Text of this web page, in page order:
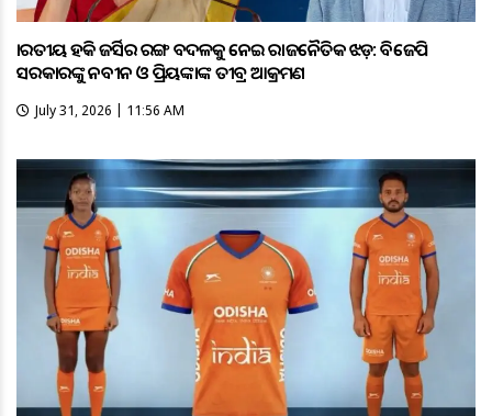
ଭାରତୀୟ ହକି ଜର୍ସିର ରଙ୍ଗ ବଦଳକୁ ନେଇ ରାଜନୈତିକ ଝଡ଼: ବିଜେପି
ସରକାରଙ୍କୁ ନବୀନ ଓ ପ୍ରିୟଙ୍କାଙ୍କ ତୀବ୍ର ଆକ୍ରମଣ
July 31, 2026 | 11:56 AM